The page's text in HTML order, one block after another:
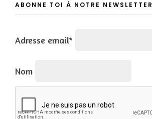
ABONNE TOI À NOTRE NEWSLETTER
Adresse email*
Nom